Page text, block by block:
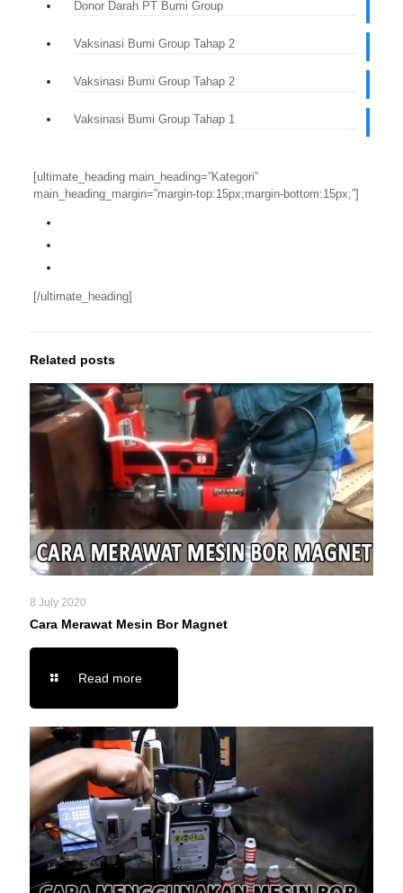
Donor Darah PT Bumi Group
Vaksinasi Bumi Group Tahap 2
Vaksinasi Bumi Group Tahap 2
Vaksinasi Bumi Group Tahap 1
[ultimate_heading main_heading=”Kategori”
main_heading_margin=”margin-top:15px;margin-bottom:15px;”]
[/ultimate_heading]
Related posts
8 July 2020
Cara Merawat Mesin Bor Magnet
Read more